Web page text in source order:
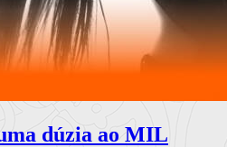
dúzia ao MIL